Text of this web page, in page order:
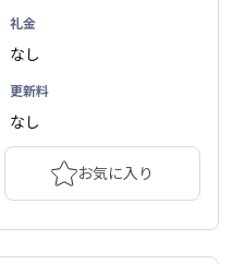
礼金
なし
更新料
なし
お気に入り